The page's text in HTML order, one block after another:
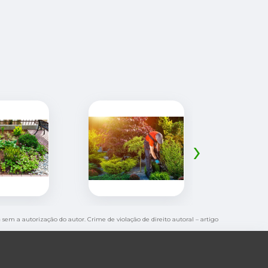
›
a autorização do autor. Crime de violação de direito autoral – artigo